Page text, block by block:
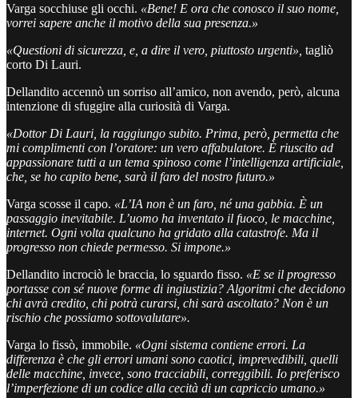
Varga socchiuse gli occhi. «Bene! E ora che conosco il suo nome,
vorrei sapere anche il motivo della sua presenza.»
«Questioni di sicurezza, e, a dire il vero, piuttosto urgenti», tagliò
corto Di Lauri.
Dellandito accennò un sorriso all’amico, non avendo, però, alcuna
intenzione di sfuggire alla curiosità di Varga.
«Dottor Di Lauri, la raggiungo subito. Prima, però, permetta che
mi complimenti con l’oratore: un vero affabulatore. È riuscito ad
appassionare tutti a un tema spinoso come l’intelligenza artificiale,
che, se ho capito bene, sarà il faro del nostro futuro.»
Varga scosse il capo. «L’IA non è un faro, né una gabbia. È un
passaggio inevitabile. L’uomo ha inventato il fuoco, le macchine,
internet. Ogni volta qualcuno ha gridato alla catastrofe. Ma il
progresso non chiede permesso. Si impone.»
Dellandito incrociò le braccia, lo sguardo fisso. «E se il progresso
portasse con sé nuove forme di ingiustizia? Algoritmi che decidono
chi avrà credito, chi potrà curarsi, chi sarà ascoltato? Non è un
rischio che possiamo sottovalutare».
Varga lo fissò, immobile. «Ogni sistema contiene errori. La
differenza è che gli errori umani sono caotici, imprevedibili, quelli
delle macchine, invece, sono tracciabili, correggibili. Io preferisco
l’imperfezione di un codice alla cecità di un capriccio umano.»